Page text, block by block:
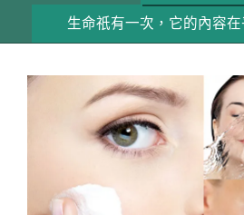
生命祇有一次，它的內容在乎你